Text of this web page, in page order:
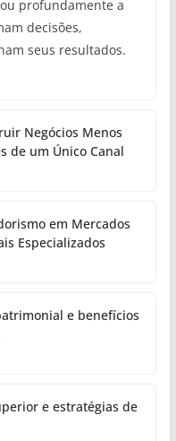
profundamente a
decisões,
seus resultados.
Negócios Menos
de um Único Canal
em Mercados
Especializados
e benefícios
e estratégias de